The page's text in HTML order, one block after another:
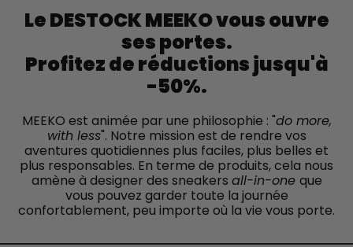
Le DESTOCK MEEKO vous ouvre
ses portes.
Profitez de réductions jusqu'à
-50%.
MEEKO est animée par une philosophie : "do more,
with less". Notre mission est de rendre vos
aventures quotidiennes plus faciles, plus belles et
plus responsables. En terme de produits, cela nous
amène à designer des sneakers all-in-one que
vous pouvez garder toute la journée
confortablement, peu importe où la vie vous porte.